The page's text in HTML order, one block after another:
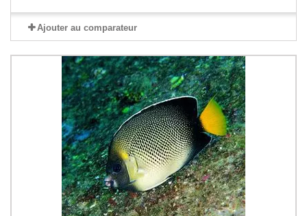
Ajouter au comparateur